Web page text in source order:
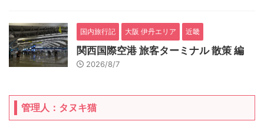
国内旅行記 大阪 伊丹エリア 近畿
関西国際空港 旅客ターミナル 散策 編
2026/8/7
管理人：タヌキ猫